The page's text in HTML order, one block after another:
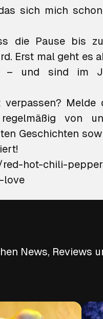
sich mich
die Pause bis
Erst mal geht es
– und sind im
Melde
von
Geschichten
hot-chili-
love
News, Reviews